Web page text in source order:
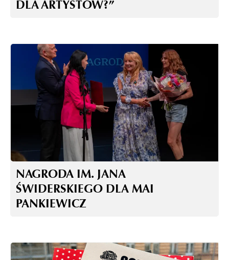
DLA ARTYSTÓW?”
NAGRODA IM. JANA
ŚWIDERSKIEGO DLA MAI
PANKIEWICZ